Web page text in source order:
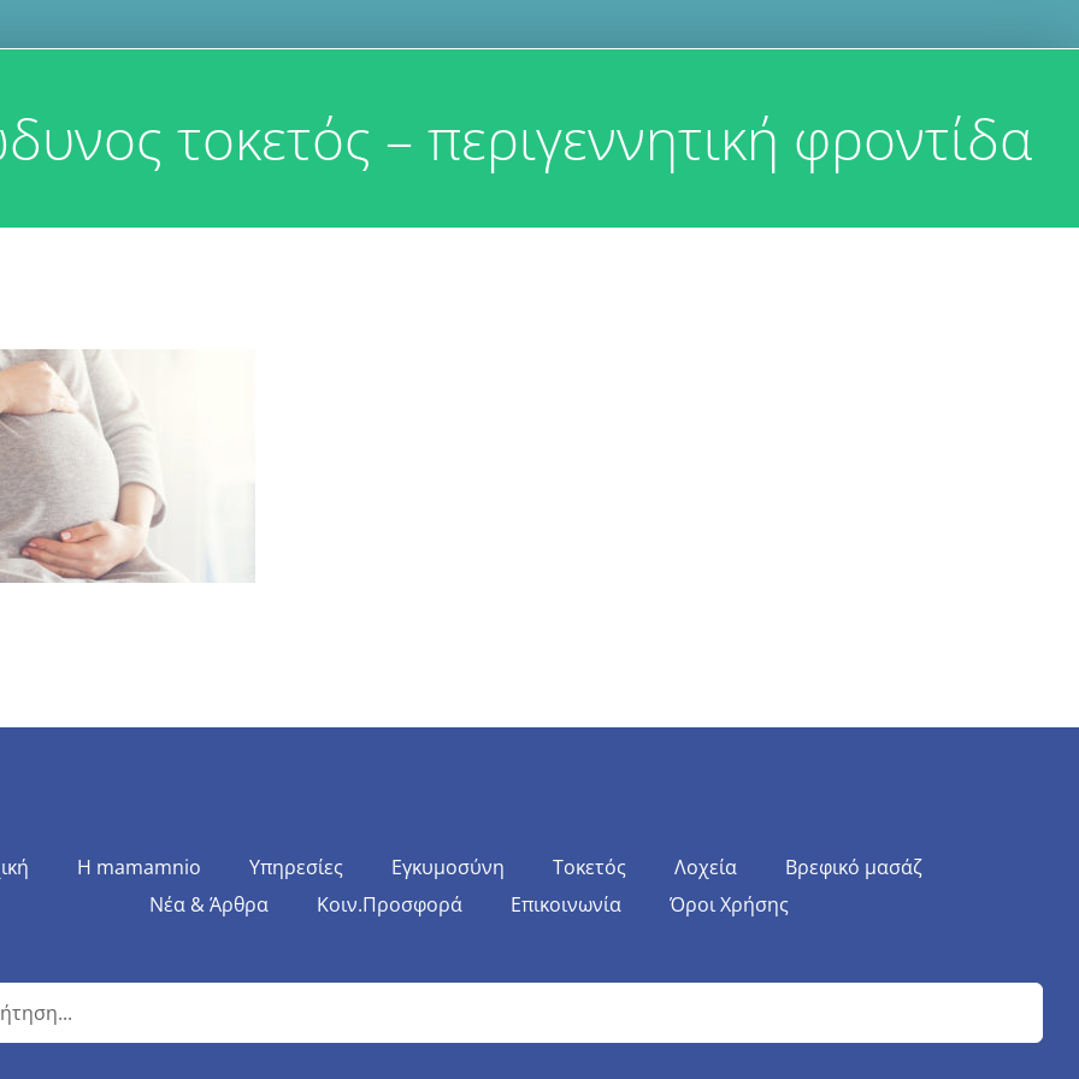
τοκετός – περιγεννητική φροντίδα
Η mamamnio Υπηρεσίες Εγκυμοσύνη Τοκετός Λοχεία
Βρεφικό μασάζ
Νέα & Άρθρα
Κοιν.Προσφορά Επικοινωνία Όροι Χρήσης